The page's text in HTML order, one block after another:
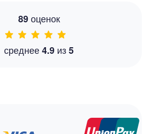
89оценок
среднее4.9 из5